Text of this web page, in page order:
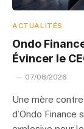
ACTUALITÉS
Ondo
Évincer le
07/08/2026
Une mère
d’Ondo Finance